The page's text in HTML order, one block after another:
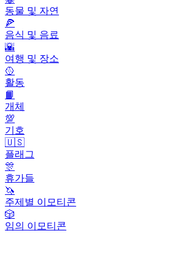
동물 및 자연
🍕
음식 및 음료
🌇
여행 및 장소
🥎
활동
📙
개체
💯
기호
🇺🇸
플래그
🎊
휴가들
🦄
주제별 이모티콘
🎲
임의 이모티콘